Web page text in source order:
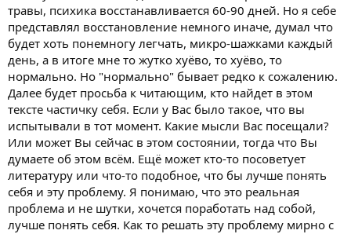
травы, психика восстанавливается 60-90 дней. Но я себе
представлял восстановление немного иначе, думал что
будет хоть понемногу легчать, микро-шажками каждый
день, а в итоге мне то жутко хуёво, то хуёво, то
нормально. Но "нормально" бывает редко к сожалению.
Далее будет просьба к читающим, кто найдет в этом
тексте частичку себя. Если у Вас было такое, что вы
испытывали в тот момент. Какие мысли Вас посещали?
Или может Вы сейчас в этом состоянии, тогда что Вы
думаете об этом всём. Ещё может кто-то посоветует
литературу или что-то подобное, что бы лучше понять
себя и эту проблему. Я понимаю, что это реальная
проблема и не шутки, хочется поработать над собой,
лучше понять себя. Как то решать эту проблему мирно с